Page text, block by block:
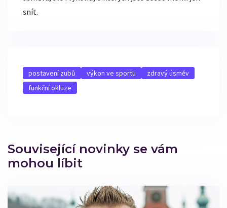
snít.
postavení zubů výkon ve sportu
zdravý úsměv
funkční okluze
Související novinky se vám
mohou líbit